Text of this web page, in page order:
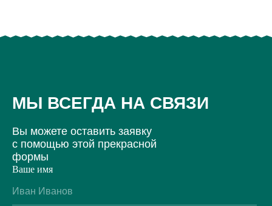
Ваше имя
МЫ ВСЕГДА НА СВЯЗИ
Вы можете оставить заявку
с помощью этой прекрасной
формы